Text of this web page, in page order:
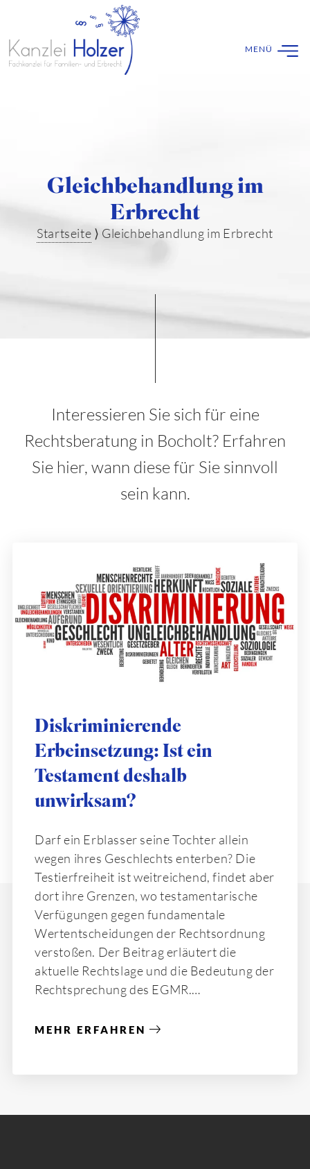
Gleichbehandlung im
Erbrecht
Startseite ⟩ Gleichbehandlung im Erbrecht
Interessieren Sie sich für eine
Rechtsberatung in Bocholt? Erfahren
Sie hier, wann diese für Sie sinnvoll
sein kann.
Diskriminierende
Erbeinsetzung: Ist ein
Testament deshalb
unwirksam?
Darf ein Erblasser seine Tochter allein
wegen ihres Geschlechts enterben? Die
Testierfreiheit ist weitreichend, findet aber
dort ihre Grenzen, wo testamentarische
Verfügungen gegen fundamentale
Wertentscheidungen der Rechtsordnung
verstoßen. Der Beitrag erläutert die
aktuelle Rechtslage und die Bedeutung der
Rechtsprechung des EGMR.
MEHR ERFAHREN